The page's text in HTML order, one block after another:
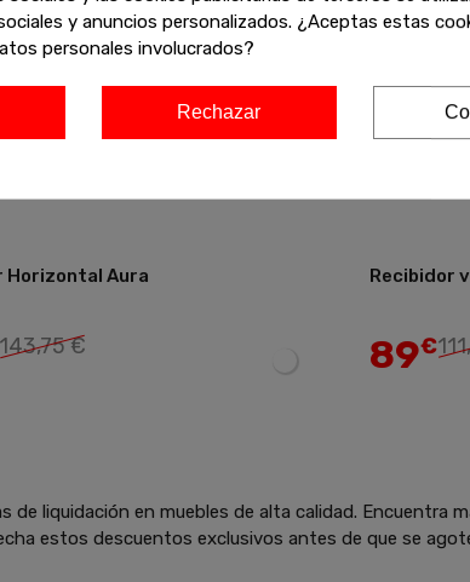
Horizontal Aura
143,75 €
Recibidor
89€
liquidación en muebles de alta calidad. Encuentra
estos descuentos exclusivos antes de que se
y anuncios personalizados. ¿Aceptas estas
personales involucrados?
Rechazar